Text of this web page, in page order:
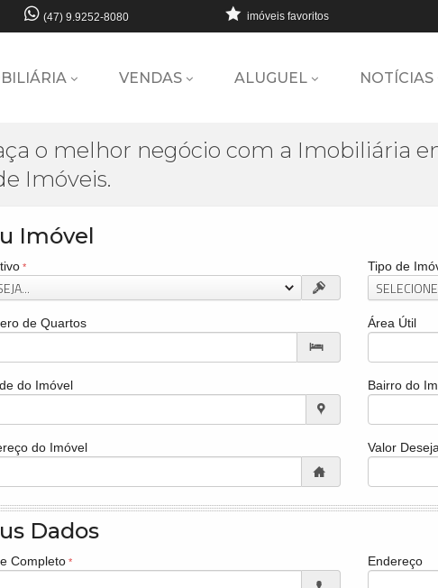
(47) 9.9252-8080 imóveis favoritos
VENDAS ALUGUEL NOTÍCIAS
o melhor negócio com a Imobiliária
Imóveis.
Imóvel
Tipo de
de Quartos Área Útil
do Imóvel Bairro do
do Imóvel Valor
Dados
Completo Endereço